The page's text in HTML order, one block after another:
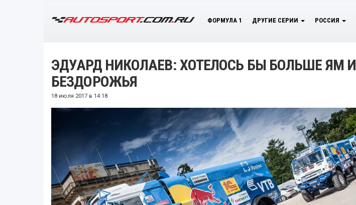
ФОРМУЛА 1 ДРУГИЕ СЕРИИ РОССИЯ
ЭДУАРД НИКОЛАЕВ: ХОТЕЛОСЬ БЫ БОЛЬШЕ ЯМ И
БЕЗДОРОЖЬЯ
18 июля 2017 в 14:18